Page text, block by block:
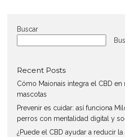
Buscar
Recent Posts
Cómo Maionais integra el CBD
mascotas
Prevenir es cuidar: así funciona
perros con mentalidad digital y
¿Puede el CBD ayudar a reducir